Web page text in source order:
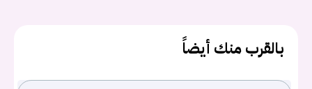
يجب عليك تسجيل الدخول حتى يمكنك طرح سؤال.
بالقرب منك أيضاً